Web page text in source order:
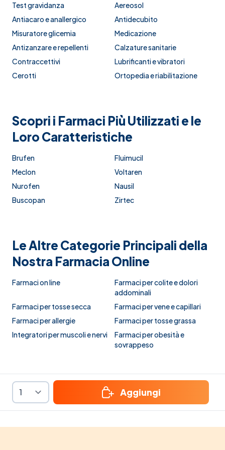
Test gravidanza
Aereosol
Antiacaro e anallergico
Antidecubito
Misuratore glicemia
Medicazione
Antizanzare e repellenti
Calzature sanitarie
Contraccettivi
Lubrificanti e vibratori
Cerotti
Ortopedia e riabilitazione
Scopri i Farmaci Più Utilizzati e le
Loro Caratteristiche
Brufen
Fluimucil
Meclon
Voltaren
Nurofen
Nausil
Buscopan
Zirtec
Le Altre Categorie Principali della
Nostra Farmacia Online
Farmaci on line
Farmaci per colite e dolori
addominali
Farmaci per tosse secca
Farmaci per vene e capillari
Farmaci per allergie
Farmaci per tosse grassa
Integratori per muscoli e nervi
Farmaci per obesità e
sovrappeso
Aggiungi